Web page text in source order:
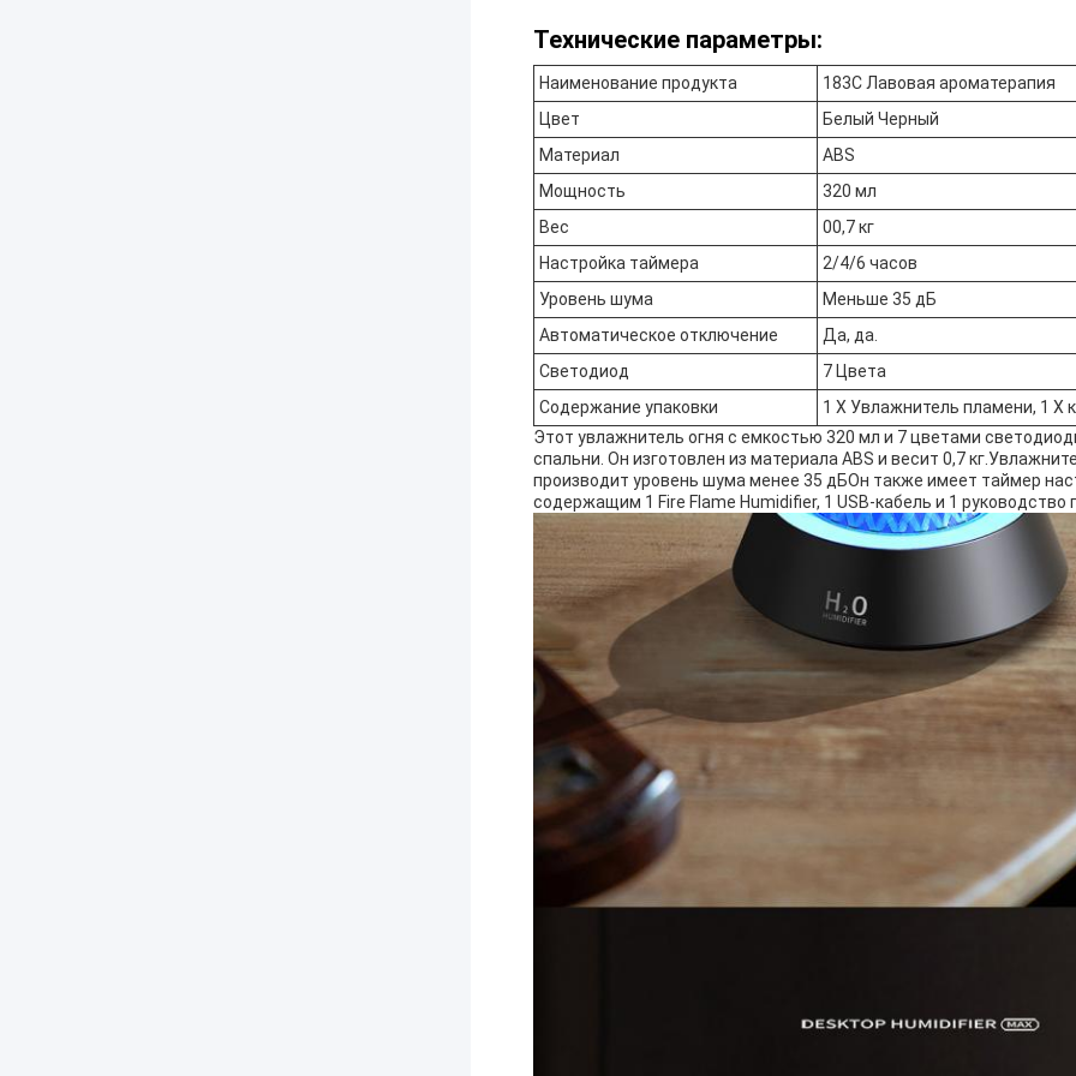
Технические параметры:
Наименование продукта
183C Лавовая ароматерапия
Цвет
Белый Черный
Материал
ABS
Мощность
320 мл
Вес
00,7 кг
Настройка таймера
2/4/6 часов
Уровень шума
Меньше 35 дБ
Автоматическое отключение
Да, да.
Светодиод
7 Цвета
Содержание упаковки
1 X Увлажнитель пламени, 1 X
Этот увлажнитель огня с емкостью 320 мл и 7 цветами
спальни. Он изготовлен из материала ABS и весит 0,7
производит уровень шума менее 35 дБОн также имеет таймер
содержащим 1 Fire Flame Humidifier, 1 USB-кабель и 1 руководство